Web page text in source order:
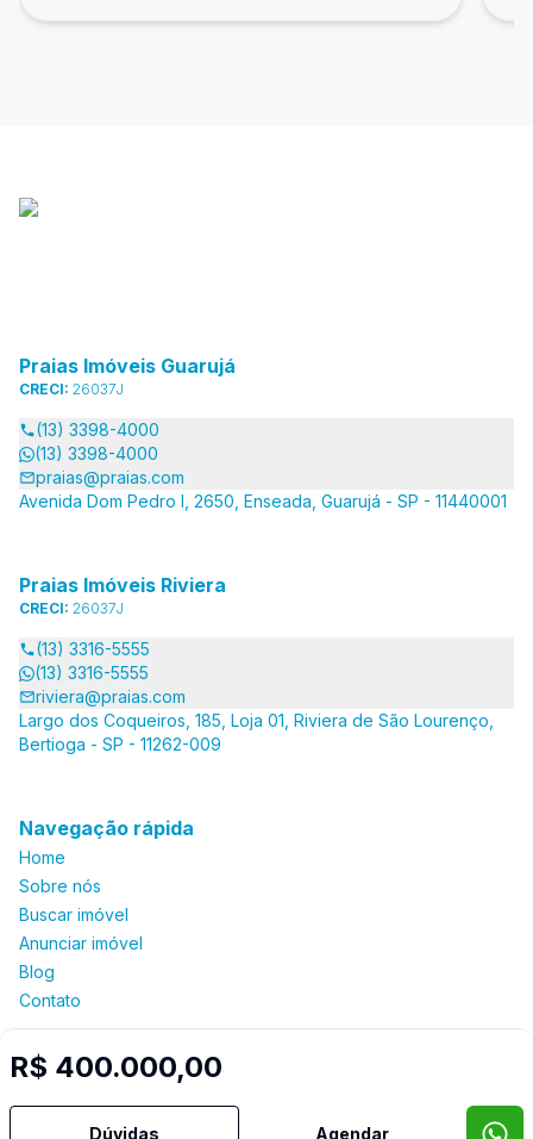
R$ 400.000,00
Dúvidas Agendar
Praias Imóveis Guarujá
CRECI: 26037J
(13) 3398-4000
(13) 3398-4000
praias@praias.com
Avenida Dom Pedro I, 2650, Enseada, Guarujá - SP - 11440001
Praias Imóveis Riviera
CRECI: 26037J
(13) 3316-5555
(13) 3316-5555
riviera@praias.com
Largo dos Coqueiros, 185, Loja 01, Riviera de São Lourenço,
Bertioga - SP - 11262-009
Navegação rápida
Home
Sobre nós
Buscar imóvel
Anunciar imóvel
Blog
Contato
Selo de Tecnologia Loft